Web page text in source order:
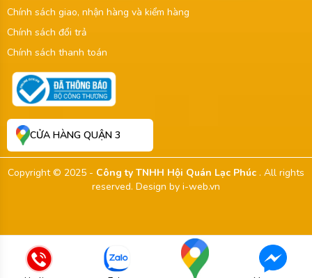
Chính sách giao, nhận hàng và kiểm hàng
Chính sách đổi trả
Chính sách thanh toán
CỬA HÀNG QUẬN 3
Copyright © 2025 - Công ty TNHH Hội Quán Lạc Phúc . All rights
reserved. Design by i-web.vn